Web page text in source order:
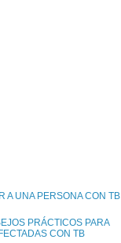
A UNA PERSONA CON TB
PRÁCTICOS PARA
CON TB